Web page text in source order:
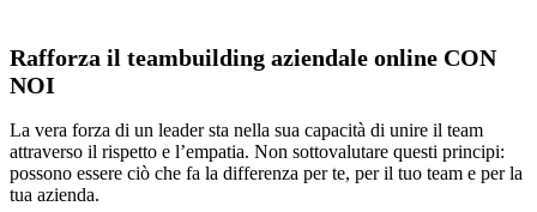
Rafforza il teambuilding aziendale online CON
NOI
La vera forza di un leader sta nella sua capacità di unire il team
attraverso il rispetto e l’empatia. Non sottovalutare questi principi:
possono essere ciò che fa la differenza per te, per il tuo team e per la
tua azienda.